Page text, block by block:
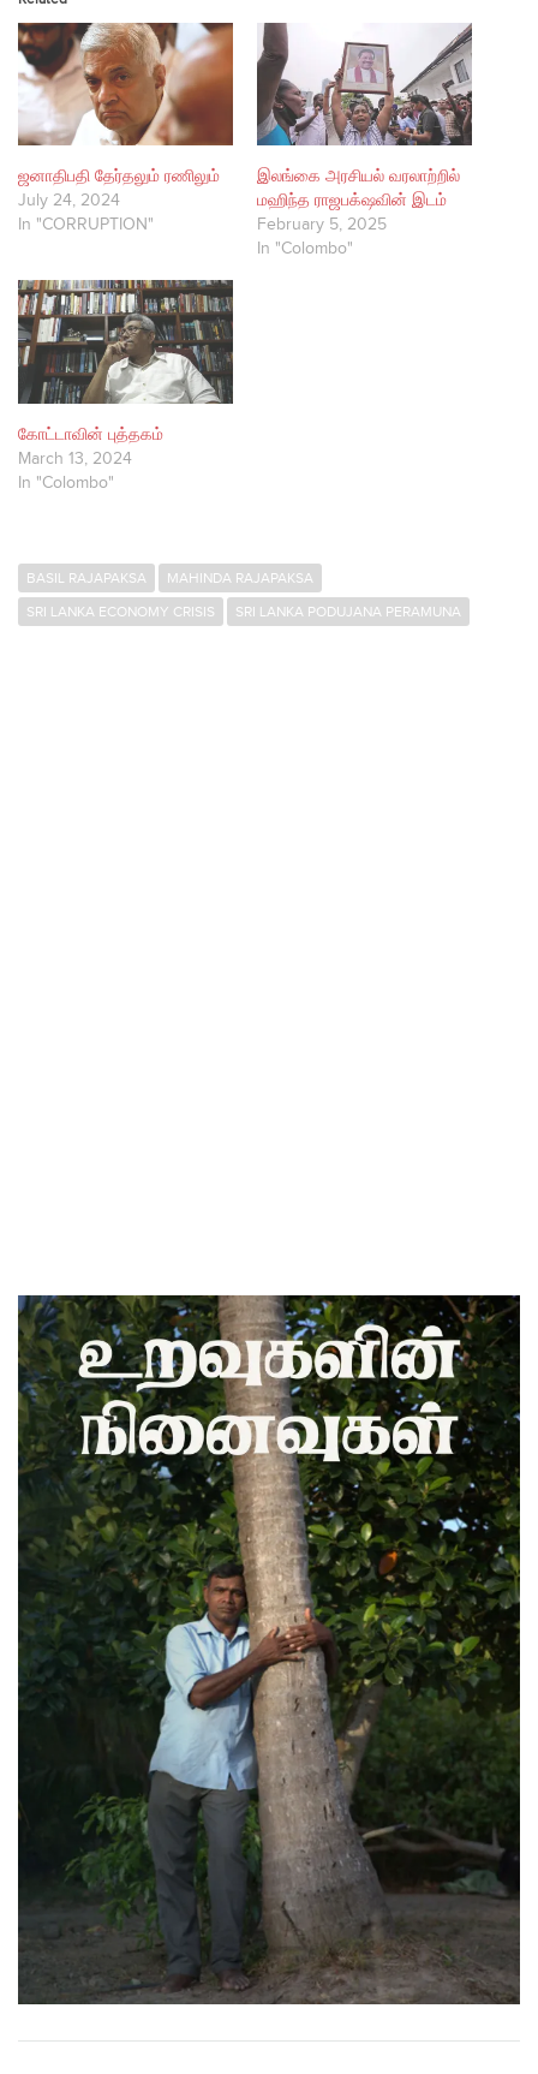
ஜனாதிபதி தேர்தலும் ரணிலும்
July 24, 2024
In "CORRUPTION"
இலங்கை அரசியல் வரலாற்றில்
மஹிந்த ராஜபக்‌ஷவின் இடம்
February 5, 2025
In "Colombo"
கோட்டாவின் புத்தகம்
March 13, 2024
In "Colombo"
BASIL RAJAPAKSA
MAHINDA RAJAPAKSA
SRI LANKA ECONOMY CRISIS
SRI LANKA PODUJANA PERAMUNA